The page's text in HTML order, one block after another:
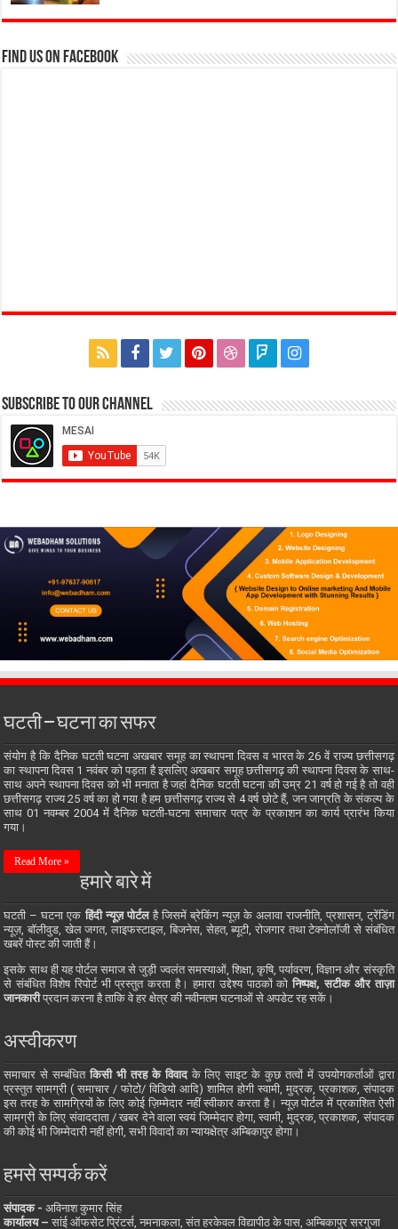
Find us on Facebook
Subscribe to our Channel
घटती – घटना का सफर
संयोग है कि दैनिक घटती घटना अखबार समूह का स्थापना दिवस व भारत के 26 वें राज्य छत्तीसगढ़
का स्थापना दिवस 1 नवंबर को पड़ता है इसलिए अखबार समूह छत्तीसगढ़ की स्थापना दिवस के साथ-
साथ अपने स्थापना दिवस को भी मनाता है जहां दैनिक घटती घटना की उम्र 21 वर्ष हो गई है तो वही
छत्तीसगढ़ राज्य 25 वर्ष का हो गया है हम छत्तीसगढ़ राज्य से 4 वर्ष छोटे हैं, जन जाग्रति के संकल्प के
साथ 01 नवम्बर 2004 में दैनिक घटती-घटना समाचार पत्र के प्रकाशन का कार्य प्रारंभ किया
गया।
Read More »
हमारे बारे में
घटती – घटना एक हिंदी न्यूज़ पोर्टलहै जिसमें ब्रेकिंग न्यूज़ के अलावा राजनीति, प्रशासन, ट्रेंडिंग
न्यूज़, बॉलीवुड, खेल जगत, लाइफस्टाइल, बिजनेस, सेहत, ब्यूटी, रोजगार तथा टेक्नोलॉजी से संबंधित
खबरें पोस्ट की जाती हैं।
इसके साथ ही यह पोर्टल समाज से जुड़ी ज्वलंत समस्याओं, शिक्षा, कृषि, पर्यावरण, विज्ञान और संस्कृति
से संबंधित विशेष रिपोर्ट भी प्रस्तुत करता है। हमारा उद्देश्य पाठकों कोनिष्पक्ष, सटीक और ताज़ा
जानकारीप्रदान करना है ताकि वे हर क्षेत्र की नवीनतम घटनाओं से अपडेट रह सकें।
अस्वीकरण
समाचार से सम्बंधितकिसी भी तरह के विवादके लिए साइट के कुछ तत्वों में उपयोगकर्ताओं द्वारा
प्रस्तुत सामग्री ( समाचार / फोटो/ विडियो आदि) शामिल होगी स्वामी, मुद्रक, प्रकाशक, संपादक
इस तरह के सामग्रियों के लिए कोई ज़िम्मेदार नहीं स्वीकार करता है। न्यूज़ पोर्टल में प्रकाशित ऐसी
सामग्री के लिए संवाददाता / खबर देने वाला स्वयं जिम्मेदार होगा, स्वामी, मुद्रक, प्रकाशक, संपादक
की कोई भी जिम्मेदारी नहीं होगी, सभी विवादों का न्यायक्षेत्र अम्बिकापुर होगा।
हमसे सम्पर्क करें
संपादक -अविनाश कुमार सिंह
कार्यालय –सांई ऑफसेट प्रिंटर्स, नमनाकला, संत हरकेवल विद्यापीठ के पास, अम्बिकापुर सरगुजा